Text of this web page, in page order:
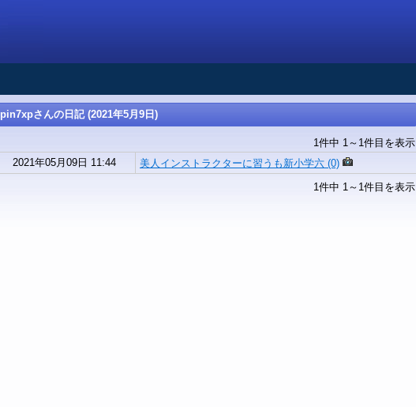
pin7xpさんの日記 (2021年5月9日)
1件中 1～1件目を表示
2021年05月09日 11:44
美人インストラクターに習うも新小学六 (0)
1件中 1～1件目を表示